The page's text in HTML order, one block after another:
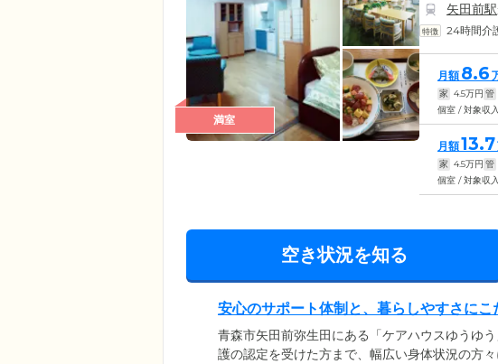
満室
矢田前駅
24時間介
月額 8.6
家 4.5万円 管
個室 / 対象収
月額13.7
家 4.5万円 管
個室 / 対象収
空き状況を知る
安心のサポート体制と、暮らしやすさに
青森市矢田前弥生田にある「ケアハウスゆうゆ
護の認定を受けた方まで、幅広い身体状況の方